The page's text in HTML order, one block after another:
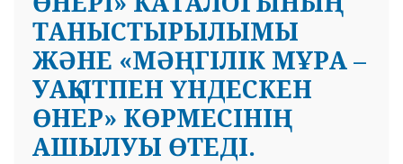
ТАНЫСТЫРЫЛЫМЫ
ЖӘНЕ «МӘҢГІЛІК МҰРА –
УАҚЫТПЕН ҮНДЕСКЕН
ӨНЕР» КӨРМЕСІНІҢ
АШЫЛУЫ ӨТЕДІ.